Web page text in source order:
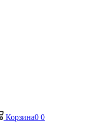
Корзина0 0